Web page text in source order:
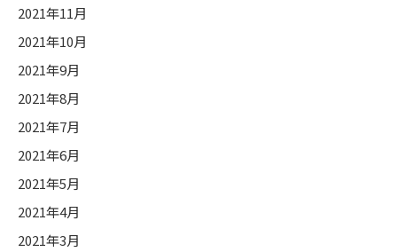
2021年11月
2021年10月
2021年9月
2021年8月
2021年7月
2021年6月
2021年5月
2021年4月
2021年3月